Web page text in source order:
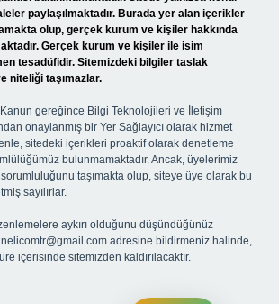
paylaşılmaktadır. Burada yer alan içerikler
olup, gerçek kurum ve kişiler hakkında
Gerçek kurum ve kişiler ile isim
tesadüfidir. Sitemizdeki bilgiler taslak
niteliği taşımazlar.
Kanun gereğince Bilgi Teknolojileri ve İletişim
onaylanmış bir Yer Sağlayıcı olarak hizmet
sitedeki içerikleri proaktif olarak denetleme
bulunmamaktadır. Ancak, üyelerimiz
taşımakta olup, siteye üye olarak bu
sayılırlar.
aykırı olduğunu düşündüğünüz
adresine bildirmeniz halinde,
içerisinde sitemizden kaldırılacaktır.